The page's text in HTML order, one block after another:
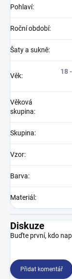
Pohlaví:
Roční období:
Šaty a sukně:
Věk:
18
Věková
skupina:
Skupina:
Vzor:
Barva:
Materiál :
Diskuze
Buďte první, kdo
Přidat komentář